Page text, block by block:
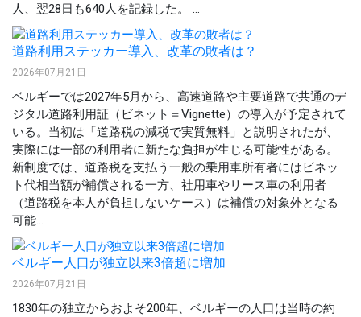
人、翌28日も640人を記録した。 ...
道路利用ステッカー導入、改革の敗者は？
2026年07月21日
ベルギーでは2027年5月から、高速道路や主要道路で共通のデ
ジタル道路利用証（ビネット＝Vignette）の導入が予定されて
いる。当初は「道路税の減税で実質無料」と説明されたが、
実際には一部の利用者に新たな負担が生じる可能性がある。
新制度では、道路税を支払う一般の乗用車所有者にはビネッ
ト代相当額が補償される一方、社用車やリース車の利用者
（道路税を本人が負担しないケース）は補償の対象外となる
可能...
ベルギー人口が独立以来3倍超に増加
2026年07月21日
1830年の独立からおよそ200年、ベルギーの人口は当時の約